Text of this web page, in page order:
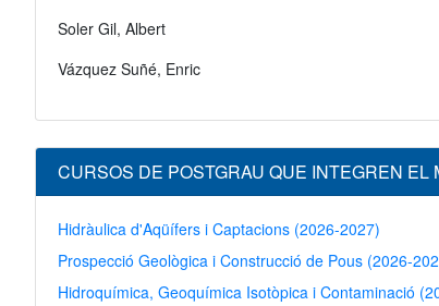
Soler Gil, Albert
Vázquez Suñé, Enric
CURSOS DE POSTGRAU QUE INTEGREN
Hidràulica d'Aqüífers i Captacions (2026-2027)
Prospecció Geològica i Construcció de Pous (2026-
Hidroquímica, Geoquímica Isotòpica i Contaminació